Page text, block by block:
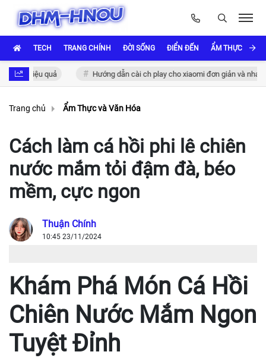
TECH TRANG CHÍNH ĐỜI SỐNG ĐIỂN ĐẾN ẨM THỰC VÀ
quả Hướng dẫn cài ch play cho xiaomi đơn giản và nhanh chóng
Trang chủ Ẩm Thực và Văn Hóa
Cách làm cá hồi phi lê chiên
nước mắm tỏi đậm đà, béo
mềm, cực ngon
Thuận Chính
10:45 23/11/2024
Khám Phá Món Cá Hồi
Chiên Nước Mắm Ngon
Tuyệt Đỉnh